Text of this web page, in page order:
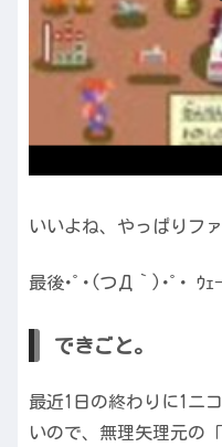
いいよね、やっぱりフ
最後･ﾟ･(つД｀)･ﾟ･ ｳ
できごと。
最近1日の終わりに1ニ
いので、無理矢理元の